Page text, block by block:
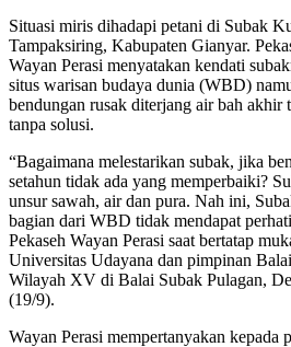
Situasi miris dihadapi petani di Subak
Tampaksiring, Kabupaten Gianyar.
Wayan Perasi menyatakan kendati
situs warisan budaya dunia (WBD)
bendungan rusak diterjang air bah akhir
tanpa solusi.
“Bagaimana melestarikan subak, jika
setahun tidak ada yang memperbaiki?
unsur sawah, air dan pura. Nah ini,
bagian dari WBD tidak mendapat
Pekaseh Wayan Perasi saat bertatap
Universitas Udayana dan pimpinan
Wilayah XV di Balai Subak Pulagan,
(19/9).
Wayan Perasi mempertanyakan kepada